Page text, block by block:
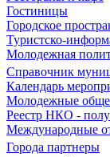
Гостиницы
Городское
Туристско-
Молодежная
Справочник
Календарь
Молодежные
Реестр НКО -
Международные
Города партнеры